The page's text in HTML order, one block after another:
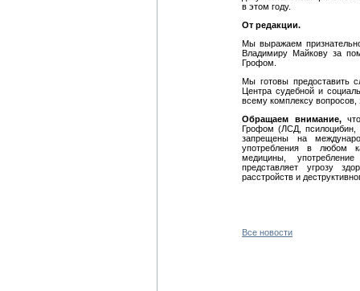
в этом году.
От редакции.
Мы выражаем
Владимиру Майкову за
Грофом.
Мы готовы предоставить
Центра судебной и
всему комплексу
Обращаем внимание,что
Грофом (ЛСД,
запрещены на
употребления в любом
медицины,
представляет угрозу
расстройств и
Все новости